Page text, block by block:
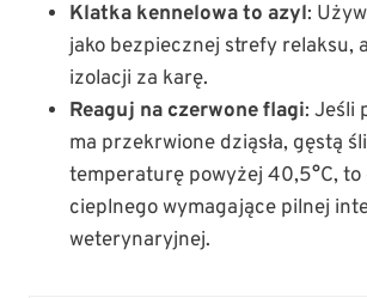
Klatka kennelowa to azyl:
jako bezpiecznej strefy relaksu,
izolacji za karę.
Reaguj na czerwone flagi: Jeśli
ma przekrwione dziąsła, gęstą
temperaturę powyżej 40,5°C,
cieplnego wymagające pilnej
weterynaryjnej.